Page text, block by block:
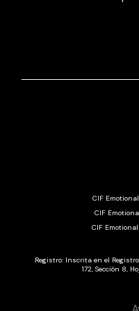
CIF Emotional
CIF
CIF
Registro: Inscrita en el
172, Sección 8,